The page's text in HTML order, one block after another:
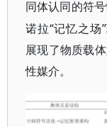
同体认同的符
诺拉“记忆之场
展现了物质载
性媒介。